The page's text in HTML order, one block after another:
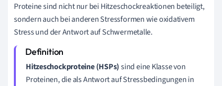
Proteine sind nicht nur bei Hitzeschockreaktionen beteiligt,
sondern auch bei anderen Stressformen wie oxidativem
Stress und der Antwort auf Schwermetalle.
Hitzeschockproteine (HSPs)sind eine Klasse von
Proteinen, die als Antwort auf Stressbedingungen in